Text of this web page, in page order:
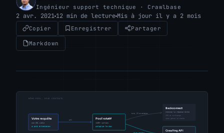
Ingénieur support technique · Crawlbase
2 avr. 2021 12 min de lecture Mis à jour il y a 2 mois
Copier Enregistrer Partager
Markdown